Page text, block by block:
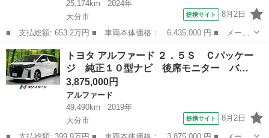
25,174km
2024年
大分市
提携サイト 8月2日
■ 支払総額: 653.2万円 ■ 車両本体価格： 6,435,000 円 ■ メーカ
ー名： トヨタ ■ 車種名： アルファードハイブリッド ■ グレー
ド名： Ｚ サンルーフ フルセグ メモリーナビ ミュージックプ
レイヤー...
大分 大分市 アルファード
トヨタ アルファード ２．５Ｓ Ｃパッケー
ジ 純正１０型ナビ 後席モニター バ…
3,875,000円
アルファード
49,490km
2019年
大分市
提携サイト 8月2日